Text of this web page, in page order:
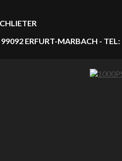
ERFURT-MARBACH -